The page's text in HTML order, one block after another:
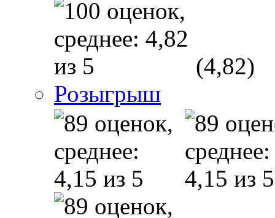
(4,82)
Розыгрыш